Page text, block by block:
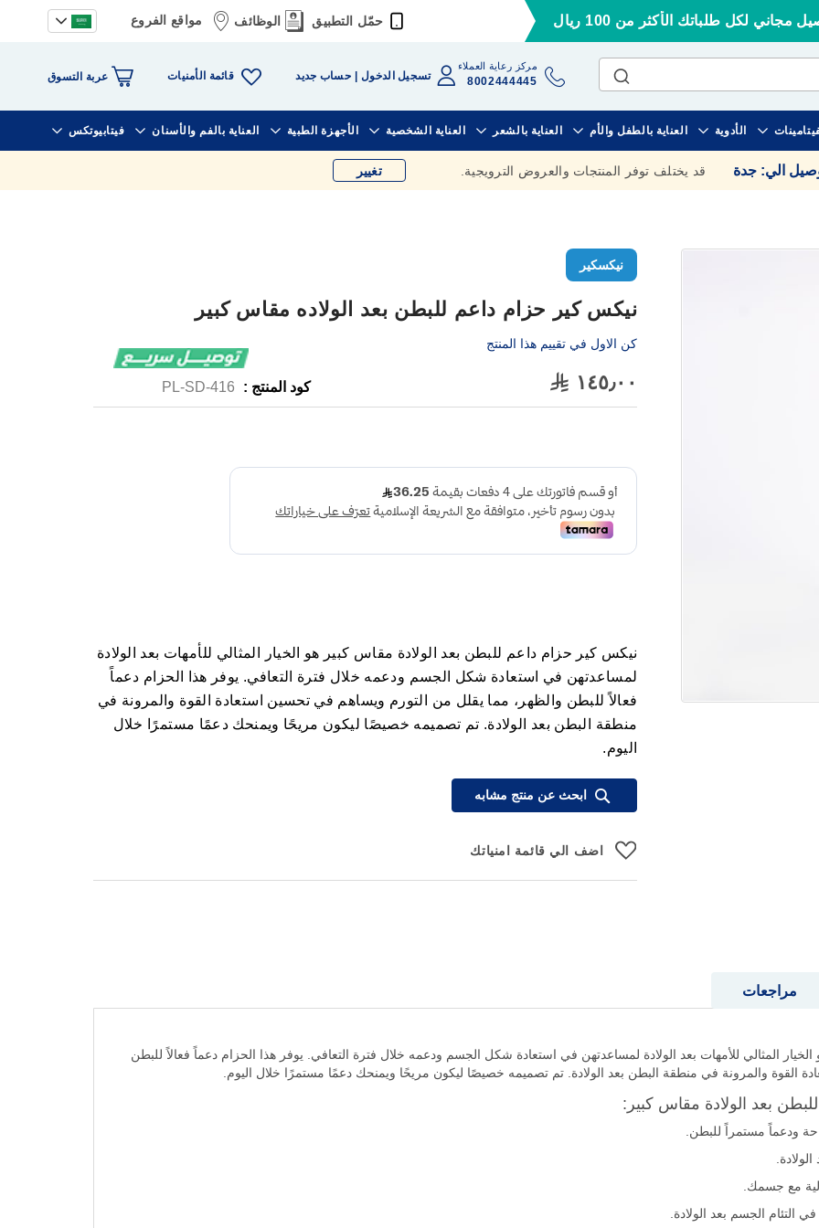
مجاني لكل طلباتك الأكثر من 100 ريال حمّل التطبيق الوظائف مواقع الفروع
مركز رعاية العملاء
8002444445 تسجيل الدخول حساب جديد قائمة الأمنيات عربة التسوق
الأدوية العناية بالطفل والأم العناية بالشعر العناية الشخصية الأجهزة الطبية العناية بالفم والأسنان فيتابيوتكس
الي: جدة قد يختلف توفر المنتجات والعروض الترويجية. تغيير
نيكسكير
نيكس كير حزام داعم للبطن بعد الولاده مقاس كبير
كن الاول في تقييم هذا المنتج
١٤٥٫٠٠ كود المنتج : PL-SD-416
نيكس كير حزام داعم للبطن بعد الولادة مقاس كبير هو الخيار المثالي للأمهات بعد الولادة
لمساعدتهن في استعادة شكل الجسم ودعمه خلال فترة التعافي. يوفر هذا الحزام دعماً
فعالاً للبطن والظهر، مما يقلل من التورم ويساهم في تحسين استعادة القوة والمرونة في
منطقة البطن بعد الولادة. تم تصميمه خصيصًا ليكون مريحًا ويمنحك دعمًا مستمرًا خلال
اليوم.
ابحث عن منتج مشابه
اضف الي قائمة امنياتك
المثالي للأمهات بعد الولادة لمساعدتهن في استعادة شكل الجسم ودعمه خلال فترة التعافي. يوفر هذا الحزام دعماً فعالاً للبطن
القوة والمرونة في منطقة البطن بعد الولادة. تم تصميمه خصيصًا ليكون مريحًا ويمنحك دعمًا مستمرًا خلال اليوم.
بعد الولادة مقاس كبير:
ودعماً مستمراً للبطن.
مع جسمك.
التئام الجسم بعد الولادة.
مراجعات